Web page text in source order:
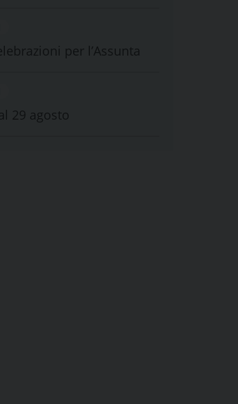
per l’Assunta
29 agosto